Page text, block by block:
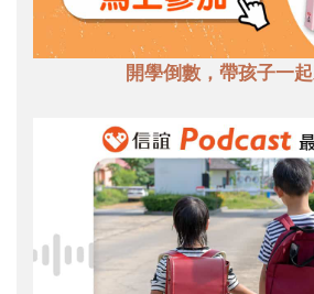
開學倒數，帶孩子一